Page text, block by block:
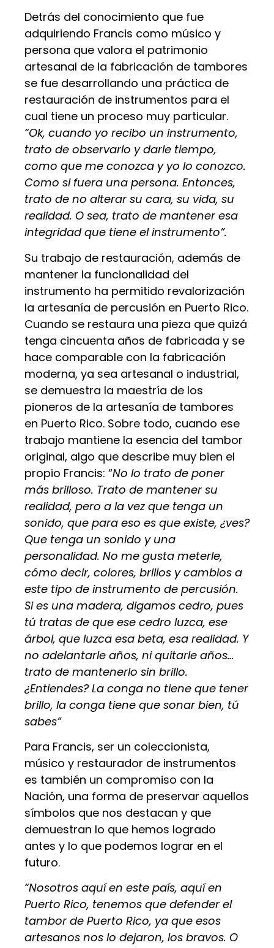
Detrás del conocimiento que fue
adquiriendo Francis como músico y
persona que valora el patrimonio
artesanal de la fabricación de tambores
se fue desarrollando una práctica de
restauración de instrumentos para el
cual tiene un proceso muy particular.
“Ok, cuando yo recibo un instrumento,
trato de observarlo y darle tiempo,
como que me conozca y yo lo conozco.
Como si fuera una persona. Entonces,
trato de no alterar su cara, su vida, su
realidad. O sea, trato de mantener esa
integridad que tiene el instrumento”.
Su trabajo de restauración, además de
mantener la funcionalidad del
instrumento ha permitido revalorización
la artesanía de percusión en Puerto Rico.
Cuando se restaura una pieza que quizá
tenga cincuenta años de fabricada y se
hace comparable con la fabricación
moderna, ya sea artesanal o industrial,
se demuestra la maestría de los
pioneros de la artesanía de tambores
en Puerto Rico. Sobre todo, cuando ese
trabajo mantiene la esencia del tambor
original, algo que describe muy bien el
propio Francis: “No lo trato de poner
más brilloso. Trato de mantener su
realidad, pero a la vez que tenga un
sonido, que para eso es que existe, ¿ves?
Que tenga un sonido y una
personalidad. No me gusta meterle,
cómo decir, colores, brillos y cambios a
este tipo de instrumento de percusión.
Si es una madera, digamos cedro, pues
tú tratas de que ese cedro luzca, ese
árbol, que luzca esa beta, esa realidad. Y
no adelantarle años, ni quitarle años…
trato de mantenerlo sin brillo.
¿Entiendes? La conga no tiene que tener
brillo, la conga tiene que sonar bien, tú
sabes”
Para Francis, ser un coleccionista,
músico y restaurador de instrumentos
es también un compromiso con la
Nación, una forma de preservar aquellos
símbolos que nos destacan y que
demuestran lo que hemos logrado
antes y lo que podemos lograr en el
futuro.
“Nosotros aquí en este país, aquí en
Puerto Rico, tenemos que defender el
tambor de Puerto Rico, ya que esos
artesanos nos lo dejaron, los bravos. O